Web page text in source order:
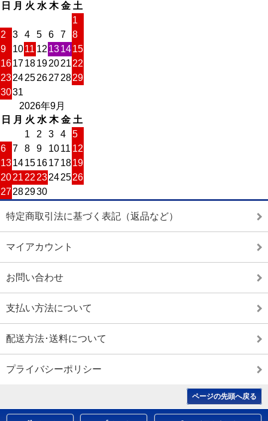
日
月 火 水 木 金 土
1
2
3 4 5 6 7
8
9
1011 12 131415
161718192021 22
23242526272829
3031
2026年9月
日
月 火 水 木 金 土
1
2 3 4
5
6
7 8 9 1011 12
13141516171819
2021 22 23242526
27282930
特定商取引法に基づく表記（返品など）
マイアカウント
お問い合わせ
支払い方法について
配送方法･送料について
プライバシーポリシー
ページの先頭へ戻る